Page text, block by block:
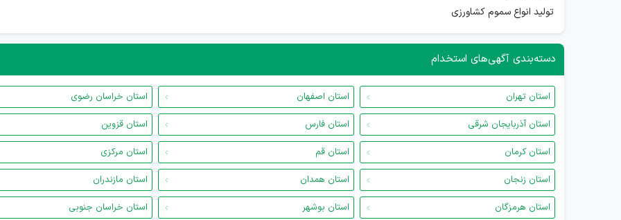
تولید انواع سموم کشاورزی
دسته‌بندی آگهی‌های استخدام
استان تهران استان اصفهان استان خراسان رضوی
استان آذربایجان شرقی
استان فارس استان قزوین
استان کرمان
استان قم استان مرکزی
استان زنجان
استان همدان استان مازندران
استان هرمزگان
استان بوشهر استان خراسان جنوبی